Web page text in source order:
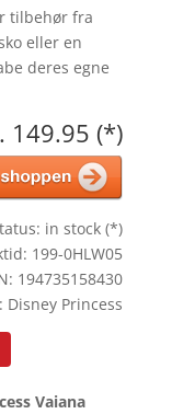
tilbehør fra
eller en
deres egne
149.95 (*)
in stock (*)
199-0HLW05
194735158430
Princess
Vaiana